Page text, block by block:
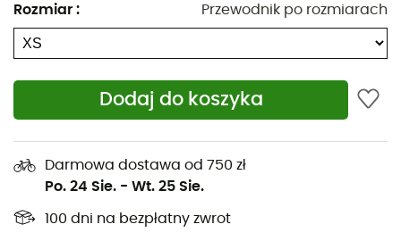
Rozmiar : Przewodnik po rozmiarach
Dodaj do koszyka
Darmowa dostawa od 750 zł
Po. 24 Sie. - Wt. 25 Sie.
100 dni na bezpłatny zwrot
świeżości.
Lekki system Dryflo™ Air zapewnia szybkie schnięcie
Tkanina odprowadzająca wilgoć z technologią
Mikroaktywne szwy o niskiej grubości, dla większej
wytrzymałości i komfortu w kontakcie ze skórą
Raglanowa konstrukcja rękawów